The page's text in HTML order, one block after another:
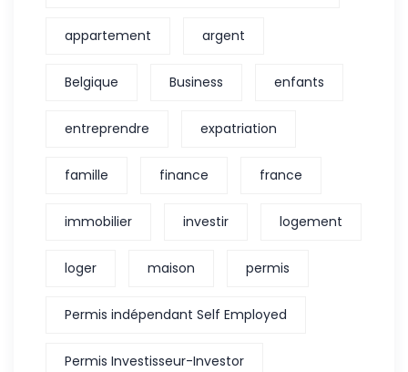
appartement argent
Belgique Business enfants
entreprendre expatriation
famille finance france
immobilier investir logement
loger maison permis
Permis indépendant Self Employed
Permis Investisseur-Investor